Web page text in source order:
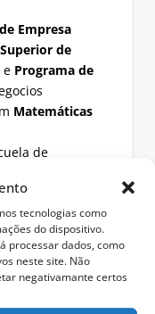
tecnologias como
do dispositivo.
processar dados, como
neste site. Não
negativamante certos
Empresa
de
e Programa de
Matemáticas
de
ensino
; membro do
e
Direito da